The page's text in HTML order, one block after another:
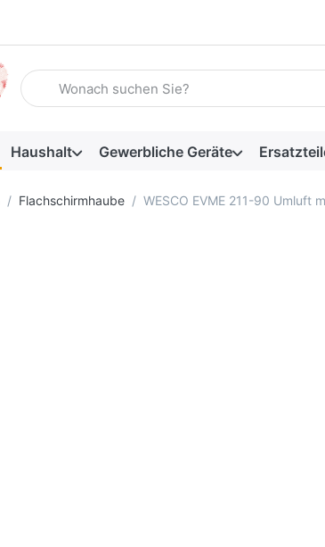
Geben Sie einen Suchbegriff ein. Während Sie
Haushalt Gewerbliche Geräte
Flachschirmhaube WESCO EVME 211-90 Umluft